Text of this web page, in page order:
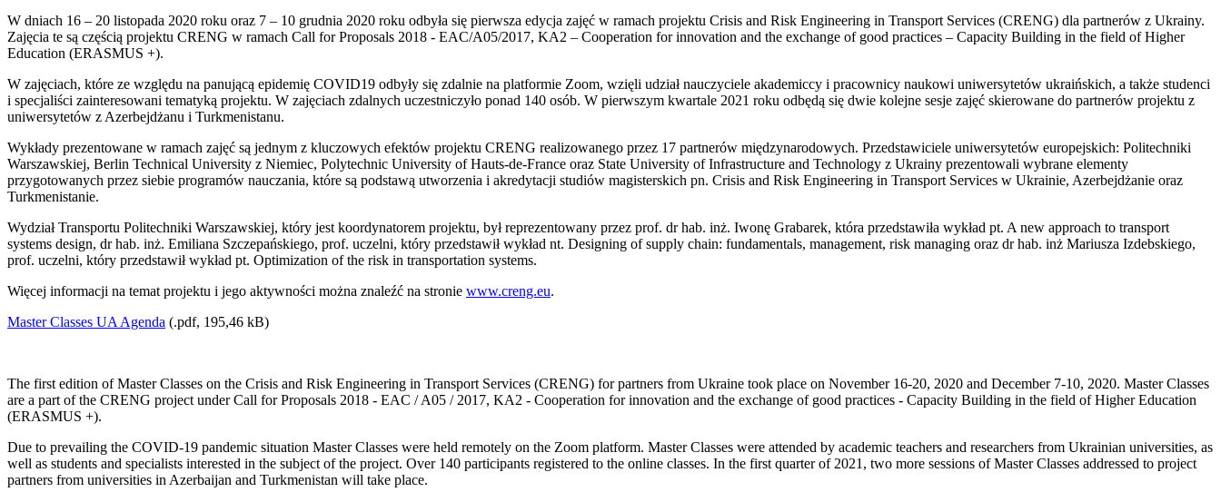
W dniach 16 – 20 listopada 2020 roku oraz 7 – 10 grudnia 2020 roku odbyła się pierwsza edycja zajęć w ramach projektu Crisis and Risk Engineering in Transport Services (CRENG) dla partnerów z Ukrainy.
Zajęcia te są częścią projektu CRENG w ramach Call for Proposals 2018 - EAC/A05/2017, KA2 – Cooperation for innovation and the exchange of good practices – Capacity Building in the field of Higher
Education (ERASMUS +).
W zajęciach, które ze względu na panującą epidemię COVID19 odbyły się zdalnie na platformie Zoom, wzięli udział nauczyciele akademiccy i pracownicy naukowi uniwersytetów ukraińskich, a także studenci
i specjaliści zainteresowani tematyką projektu. W zajęciach zdalnych uczestniczyło ponad 140 osób. W pierwszym kwartale 2021 roku odbędą się dwie kolejne sesje zajęć skierowane do partnerów projektu z
uniwersytetów z Azerbejdżanu i Turkmenistanu.
Wykłady prezentowane w ramach zajęć są jednym z kluczowych efektów projektu CRENG realizowanego przez 17 partnerów międzynarodowych. Przedstawiciele uniwersytetów europejskich: Politechniki
Warszawskiej, Berlin Technical University z Niemiec, Polytechnic University of Hauts-de-France oraz State University of Infrastructure and Technology z Ukrainy prezentowali wybrane elementy
przygotowanych przez siebie programów nauczania, które są podstawą utworzenia i akredytacji studiów magisterskich pn. Crisis and Risk Engineering in Transport Services w Ukrainie, Azerbejdżanie oraz
Turkmenistanie.
Wydział Transportu Politechniki Warszawskiej, który jest koordynatorem projektu, był reprezentowany przez prof. dr hab. inż. Iwonę Grabarek, która przedstawiła wykład pt. A new approach to transport
systems design, dr hab. inż. Emiliana Szczepańskiego, prof. uczelni, który przedstawił wykład nt. Designing of supply chain: fundamentals, management, risk managing oraz dr hab. inż Mariusza Izdebskiego,
prof. uczelni, który przedstawił wykład pt. Optimization of the risk in transportation systems.
Więcej informacji na temat projektu i jego aktywności można znaleźć na stronie www.creng.eu.
Master Classes UA Agenda (.pdf, 195,46 kB)
The first edition of Master Classes on the Crisis and Risk Engineering in Transport Services (CRENG) for partners from Ukraine took place on November 16-20, 2020 and December 7-10, 2020. Master Classes
are a part of the CRENG project under Call for Proposals 2018 - EAC / A05 / 2017, KA2 - Cooperation for innovation and the exchange of good practices - Capacity Building in the field of Higher Education
(ERASMUS +).
Due to prevailing the COVID-19 pandemic situation Master Classes were held remotely on the Zoom platform. Master Classes were attended by academic teachers and researchers from Ukrainian universities, as
well as students and specialists interested in the subject of the project. Over 140 participants registered to the online classes. In the first quarter of 2021, two more sessions of Master Classes addressed to project
partners from universities in Azerbaijan and Turkmenistan will take place.